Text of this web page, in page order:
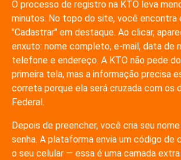
O processo de registro na KTO leva
minutos. No topo do site, você encontra
"Cadastrar" em destaque. Ao clicar,
enxuto: nome completo, e-mail, data de
telefone e endereço. A KTO não pede
primeira tela, mas a informação precisa
correta porque ela será cruzada com os
Federal.
Depois de preencher, você cria seu
senha. A plataforma envia um código de
o seu celular — essa é uma camada